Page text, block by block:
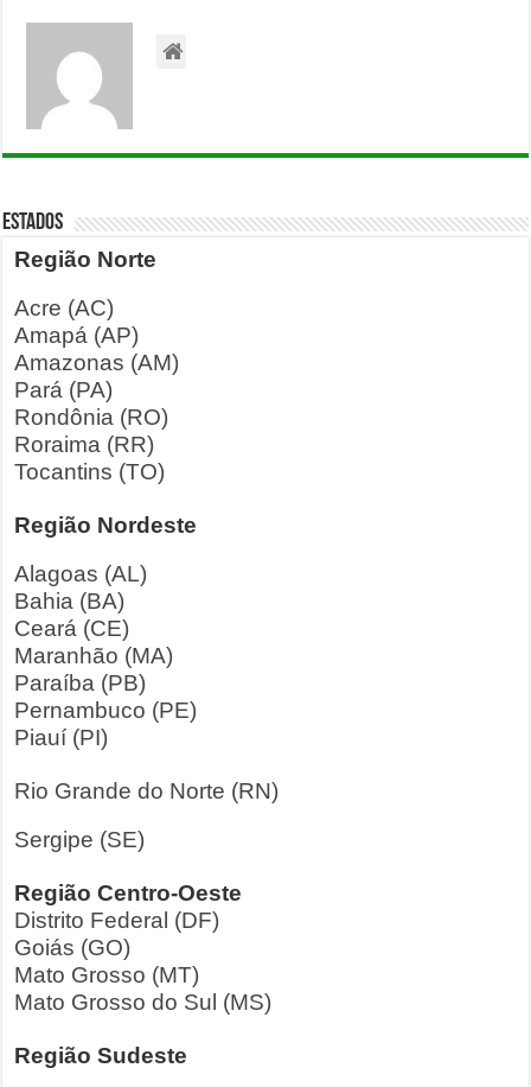
ESTADOS
Região Norte
Acre (AC)
Amapá (AP)
Amazonas (AM)
Pará (PA)
Rondônia (RO)
Roraima (RR)
Tocantins (TO)
Região Nordeste
Alagoas (AL)
Bahia (BA)
Ceará (CE)
Maranhão (MA)
Paraíba (PB)
Pernambuco (PE)
Piauí (PI)
Rio Grande do Norte (RN)
Sergipe (SE)
Região Centro-Oeste
Distrito Federal (DF)
Goiás (GO)
Mato Grosso (MT)
Mato Grosso do Sul (MS)
Região Sudeste